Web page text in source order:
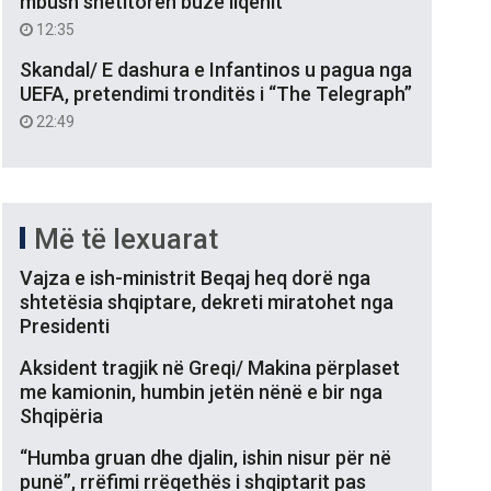
12:35
Skandal/ E dashura e Infantinos u pagua nga
UEFA, pretendimi tronditës i “The Telegraph”
22:49
Më të lexuarat
Vajza e ish-ministrit Beqaj heq dorë nga
shtetësia shqiptare, dekreti miratohet nga
Presidenti
Aksident tragjik në Greqi/ Makina përplaset
me kamionin, humbin jetën nënë e bir nga
Shqipëria
“Humba gruan dhe djalin, ishin nisur për në
punë”, rrëfimi rrëqethës i shqiptarit pas